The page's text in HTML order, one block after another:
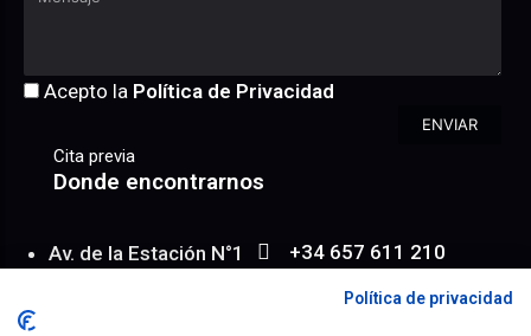
Acepto la Política de Privacidad
ENVIAR
Cita previa
Donde encontrarnos
Av. de la Estación N°1
+34 657 611 210
WhatsAppPolítica de privacidad